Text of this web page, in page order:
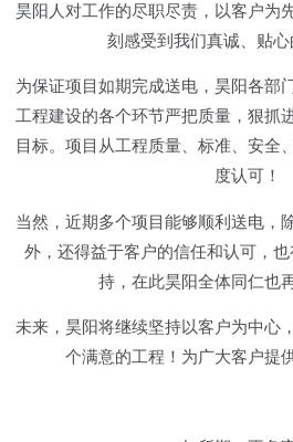
昊阳人对工作的尽职尽责，以客户为
刻感受到我们真诚、贴心
为保证项目如期完成送电，昊阳各部
工程建设的各个环节严把质量，狠抓
目标。项目从工程质量、标准、安全
度认可！
当然，近期多个项目能够顺利送电，
外，还得益于客户的信任和认可，
持，在此昊阳全体同仁也
未来，昊阳将继续坚持以客户为中心
个满意的工程！为广大客户提